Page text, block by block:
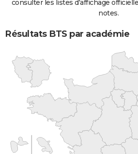
consulter les listes d'affichage
notes.
Résultats BTS par académie